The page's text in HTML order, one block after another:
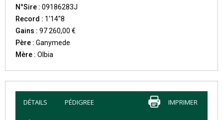
N°Sire : 09186283J
Record : 1'14''8
Gains : 97 260,00 €
Père : Ganymede
Mère : Olbia
IMPRIMER
DÉTAILS PÉDIGREE